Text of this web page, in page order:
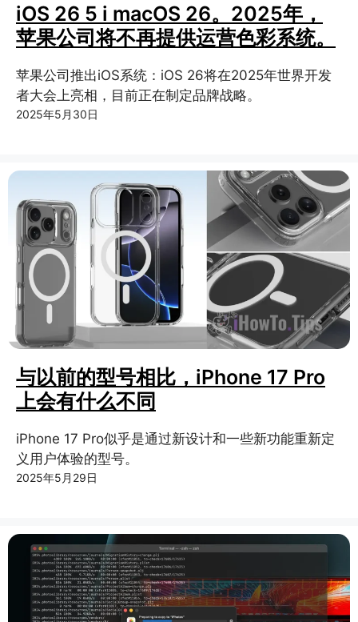
iOS 26 5 i macOS 26。2025年，
苹果公司将不再提供运营色彩系统。
苹果公司推出iOS系统：iOS 26将在2025年世界开发
者大会上亮相，目前正在制定品牌战略。
2025年5月30日
与以前的型号相比，iPhone 17 Pro
上会有什么不同
iPhone 17 Pro似乎是通过新设计和一些新功能重新定
义用户体验的型号。
2025年5月29日